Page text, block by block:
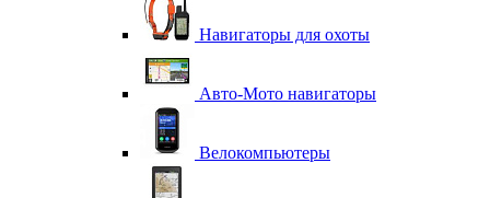
Навигаторы для охоты
Авто-Мото навигаторы
Велокомпьютеры